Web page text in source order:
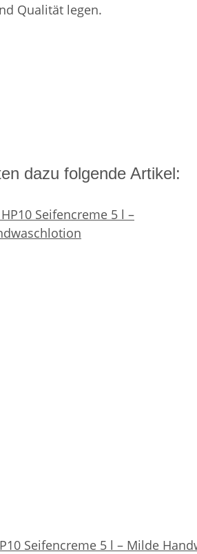
Qualität legen.
dazu folgende Artikel:
Seifencreme 5 l – Milde